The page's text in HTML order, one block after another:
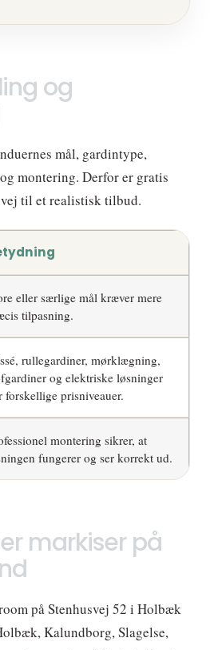
og
mål, gardintype,
montering. Derfor er gratis
til et realistisk tilbud.
eller særlige mål kræver mere
tilpasning.
rullegardiner, mørklægning,
og elektriske løsninger
forskellige prisniveauer.
montering sikrer, at
fungerer og ser korrekt ud.
markiser på
på Stenhusvej 52 i Holbæk
Kalundborg, Slagelse,